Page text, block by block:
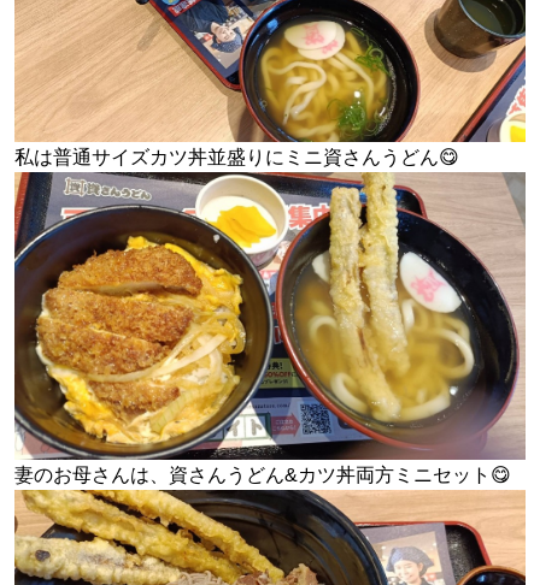
私は普通サイズカツ丼並盛りにミニ資さんうどん😋
妻のお母さんは、資さんうどん&カツ丼両方ミニセット😋